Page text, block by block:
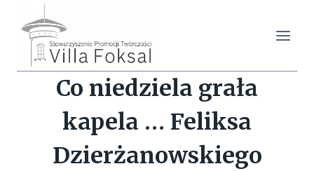
treści
Co niedziela grała
kapela … Feliksa
Dzierżanowskiego